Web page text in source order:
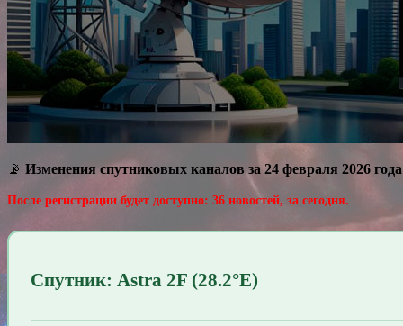
📡 Изменения спутниковых каналов за 24 февраля 2026 года
После регистрации будет доступно: 36 новостей, за сегодня.
Спутник: Astra 2F (28.2°E)